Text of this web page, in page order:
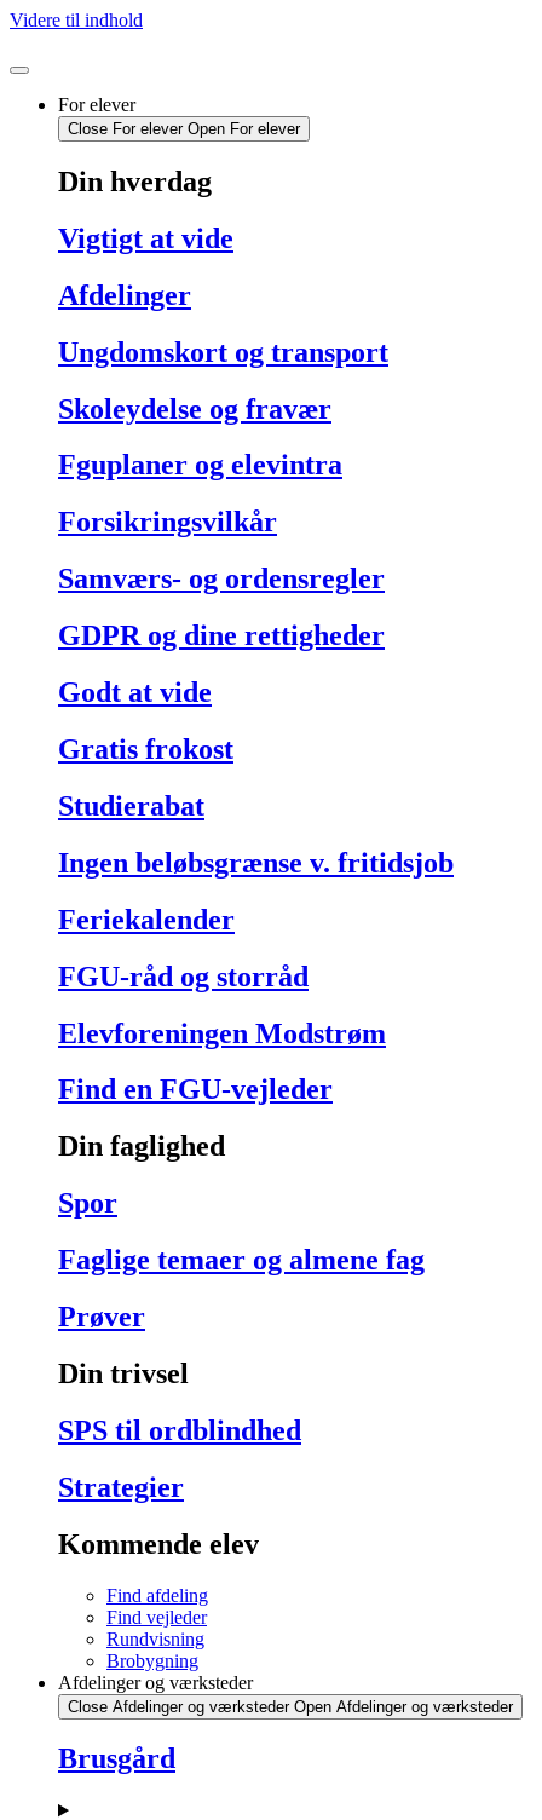
Videre til indhold
For elever
Close For elever Open For elever
Din hverdag
Vigtigt at vide
Afdelinger
Ungdomskort og transport
Skoleydelse og fravær
Fguplaner og elevintra
Forsikringsvilkår
Samværs- og ordensregler
GDPR og dine rettigheder
Godt at vide
Gratis frokost
Studierabat
Ingen beløbsgrænse v. fritidsjob
Feriekalender
FGU-råd og storråd
Elevforeningen Modstrøm
Find en FGU-vejleder
Din faglighed
Spor
Faglige temaer og almene fag
Prøver
Din trivsel
SPS til ordblindhed
Strategier
Kommende elev
Find afdeling
Find vejleder
Rundvisning
Brobygning
Afdelinger og værksteder
Close Afdelinger og værksteder Open Afdelinger og værksteder
Brusgård